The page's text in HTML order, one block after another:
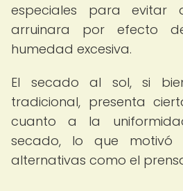
especiales para
arruinara por efecto
humedad excesiva.
El secado al sol, si
tradicional, presenta
cuanto a la
secado, lo que
alternativas como el